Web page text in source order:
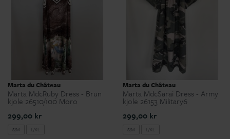
Marta du Château
Marta MdcRuby Dress - Brun
kjole 26510/100 Moro
299,00 kr
S/M L/XL
Marta du Château
Marta MdcSarai Dress - Army
kjole 26153 Military6
299,00 kr
S/M L/XL